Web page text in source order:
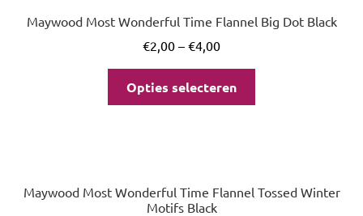
Maywood Most Wonderful Time Flannel Big Dot Black
€2,00 – €4,00
Opties selecteren
Maywood Most Wonderful Time Flannel Tossed Winter
Motifs Black